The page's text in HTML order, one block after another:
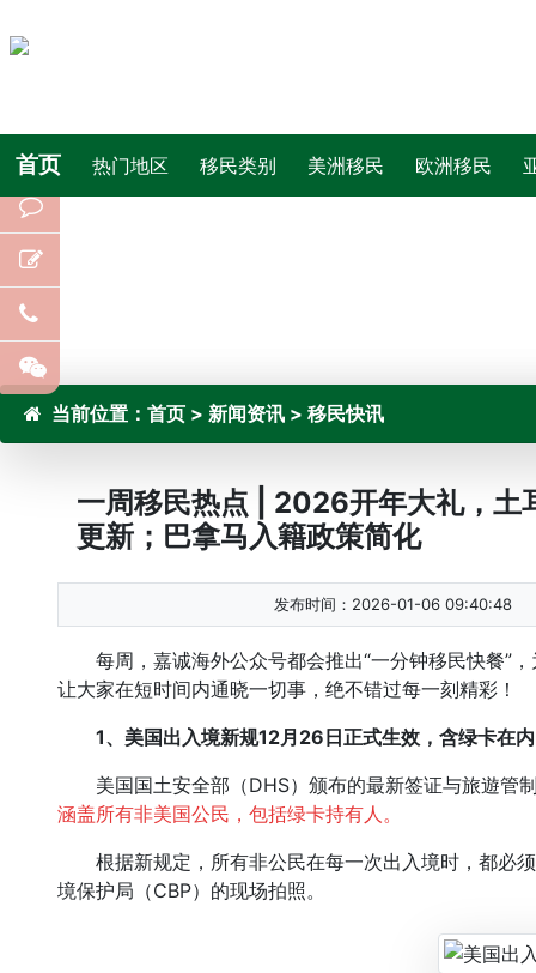
首页 热门地区 移民类别 美洲移民 欧洲移民
当前位置： 首页 > 新闻资讯 > 移民快讯
一周移民热点 | 2026开年大礼，土
更新；巴拿马入籍政策简化
发布时间：2026-01-06 09:40:48
每周，嘉诚海外公众号都会推出“一分钟移民快餐”
让大家在短时间内通晓一切事，绝不错过每一刻精彩！
1、美国出入境新规12月26日正式生效，含绿卡在
美国国土安全部（DHS）颁布的最新签证与旅遊管
涵盖所有非美国公民，包括绿卡持有人。
根据新规定，所有非公民在每一次出入境时，都必
境保护局（CBP）的现场拍照。